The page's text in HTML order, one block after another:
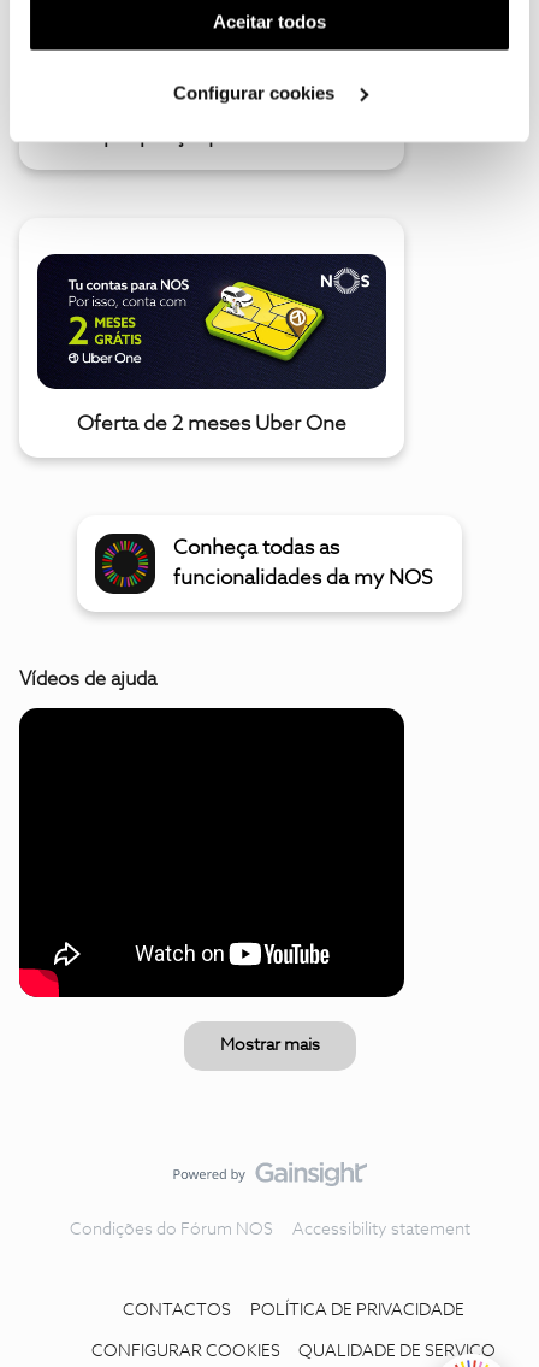
(cookies de publicidade personalizada). Pode gerir a
utilização dos cookies clicando em "Configurar
Aceitar todos
Configurar cookies
A poupança que COMBINA
Oferta de 2 meses Uber One
Conheça todas as
funcionalidades da my NOS
Vídeos de ajuda
Mostrar mais
Condições do Fórum NOS Accessibility statement
CONTACTOS POLÍTICA DE PRIVACIDADE
CONFIGURAR COOKIES QUALIDADE DE SERVIÇO